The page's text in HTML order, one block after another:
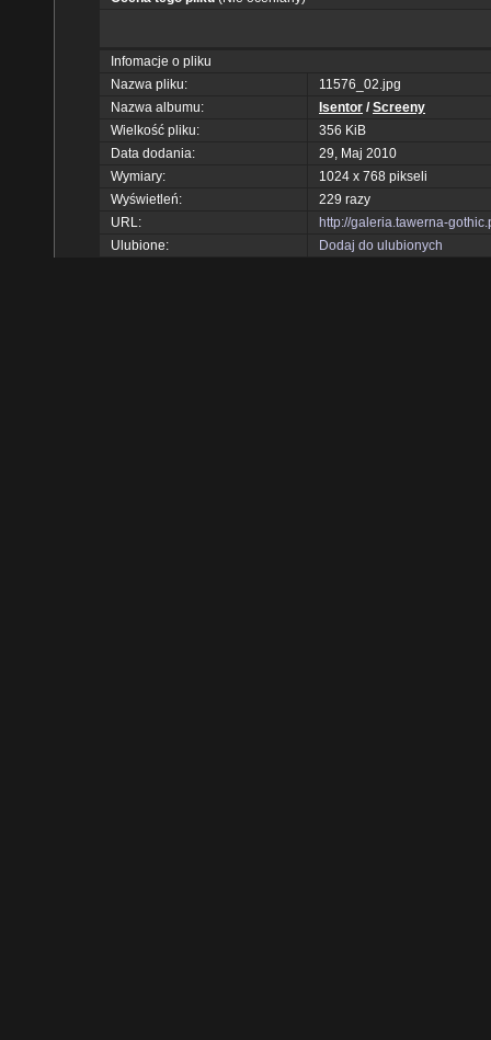
Infomacje o pliku
Nazwa pliku:
11576_02.jpg
Nazwa albumu:
Isentor /Screeny
Wielkość pliku:
356 KiB
Data dodania:
29, Maj 2010
Wymiary:
1024 x 768 pikseli
Wyświetleń:
229 razy
URL:
http://galeria.tawerna-
Ulubione:
Dodaj do ulubionych